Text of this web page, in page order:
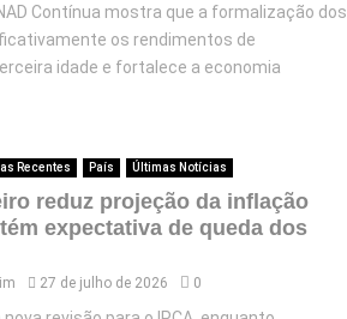
Contínua mostra que a formalização dos
os rendimentos de
idade e fortalece a economia
Recentes País Últimas Notícias
reduz projeção da inflação
expectativa de queda dos
27 de julho de 2026 0